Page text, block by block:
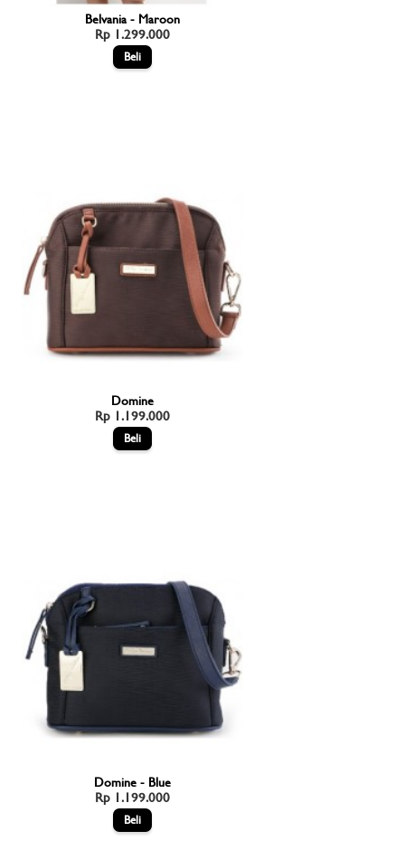
Belvania - Maroon
Rp 1.299.000
Domine
Rp 1.199.000
Domine - Blue
Rp 1.199.000